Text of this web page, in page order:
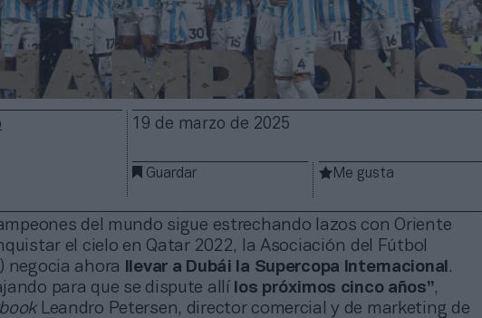
19 de marzo de 2025
Guardar Me gusta
del mundo sigue estrechando lazos con Oriente
el cielo en Qatar 2022, la Asociación del Fútbol
) negocia ahora llevar a Dubái la Supercopa Internacional .
para que se dispute allí
los próximos cinco años”,
Leandro Petersen, director comercial y de marketing de